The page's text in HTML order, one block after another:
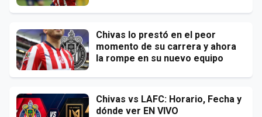
Chivas lo prestó en el peor
momento de su carrera y ahora
la rompe en su nuevo equipo
Chivas vs LAFC: Horario, Fecha y
dónde ver EN VIVO